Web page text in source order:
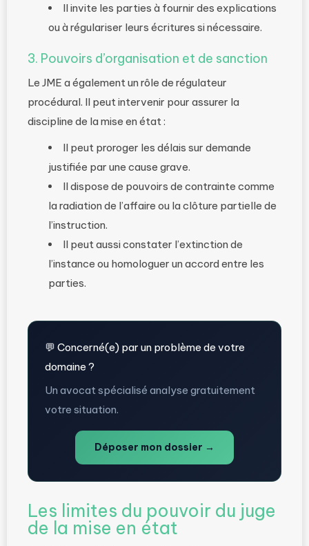
Il invite les parties à fournir des explications
ou à régulariser leurs écritures si nécessaire.
3. Pouvoirs d’organisation et de sanction
Le JME a également un rôle de régulateur
procédural. Il peut intervenir pour assurer la
discipline de la mise en état :
Il peut proroger les délais sur demande
justifiée par une cause grave.
Il dispose de pouvoirs de contrainte comme
la radiation de l’affaire ou la clôture partielle de
l’instruction.
Il peut aussi constater l’extinction de
l’instance ou homologuer un accord entre les
parties.
💬 Concerné(e) par un problème de votre
domaine ?
Un avocat spécialisé analyse gratuitement
votre situation.
Déposer mon dossier →
Les limites du pouvoir du juge
de la mise en état